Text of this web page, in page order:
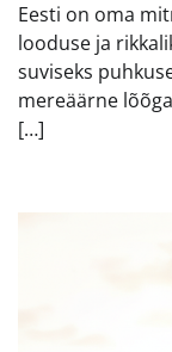
Eesti on oma
looduse ja
suviseks
mereäärne
[…]